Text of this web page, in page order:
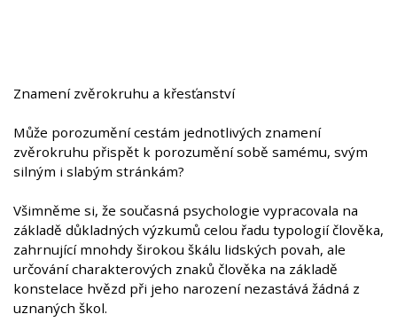
Znamení zvěrokruhu a křesťanství
Může porozumění cestám jednotlivých znamení
zvěrokruhu přispět k porozumění sobě samému, svým
silným i slabým stránkám?
Všimněme si, že současná psychologie vypracovala na
základě důkladných výzkumů celou řadu typologií člověka,
zahrnující mnohdy širokou škálu lidských povah, ale
určování charakterových znaků člověka na základě
konstelace hvězd při jeho narození nezastává žádná z
uznaných škol.